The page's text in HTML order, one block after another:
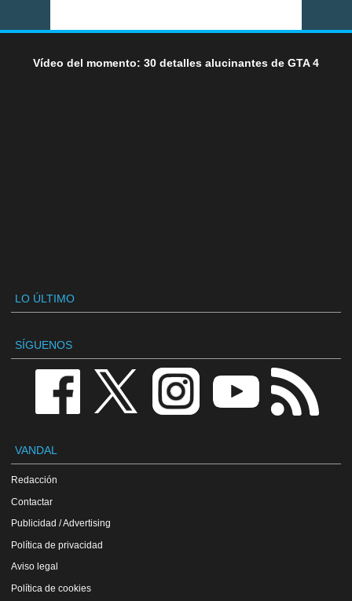
Vídeo del momento: 30 detalles alucinantes de GTA 4
LO ÚLTIMO
SÍGUENOS
VANDAL
Redacción
Contactar
Publicidad / Advertising
Política de privacidad
Aviso legal
Política de cookies